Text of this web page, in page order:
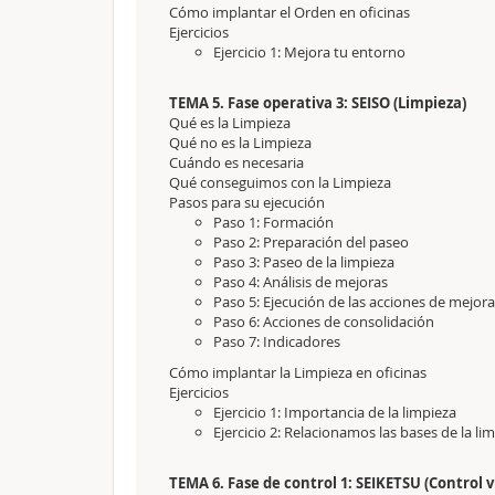
Cómo implantar el Orden en oficinas
Ejercicios
Ejercicio 1: Mejora tu entorno
TEMA 5. Fase operativa 3: SEISO (Limpieza)
Qué es la Limpieza
Qué no es la Limpieza
Cuándo es necesaria
Qué conseguimos con la Limpieza
Pasos para su ejecución
Paso 1: Formación
Paso 2: Preparación del paseo
Paso 3: Paseo de la limpieza
Paso 4: Análisis de mejoras
Paso 5: Ejecución de las acciones de mejora
Paso 6: Acciones de consolidación
Paso 7: Indicadores
Cómo implantar la Limpieza en oficinas
Ejercicios
Ejercicio 1: Importancia de la limpieza
Ejercicio 2: Relacionamos las bases de la
TEMA 6. Fase de control 1: SEIKETSU (Control